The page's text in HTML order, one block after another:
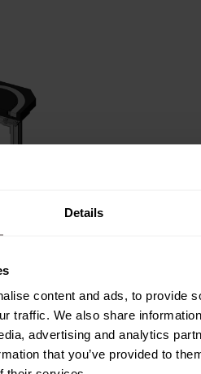
Details
content and ads, to provide
traffic. We also share
advertising and analytics
that you’ve provided to